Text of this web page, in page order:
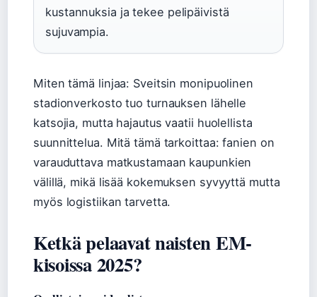
kustannuksia ja tekee pelipäivistä
sujuvampia.
Miten tämä linjaa: Sveitsin monipuolinen
stadionverkosto tuo turnauksen lähelle
katsojia, mutta hajautus vaatii huolellista
suunnittelua. Mitä tämä tarkoittaa: fanien on
varauduttava matkustamaan kaupunkien
välillä, mikä lisää kokemuksen syvyyttä mutta
myös logistiikan tarvetta.
Ketkä pelaavat naisten EM-
kisoissa 2025?